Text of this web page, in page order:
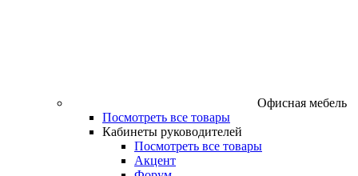
Офисная мебель
Посмотреть все товары
Кабинеты руководителей
Посмотреть все товары
Акцент